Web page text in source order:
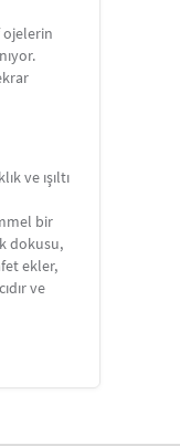
ojelerin
ve ışıltı
bir
dokusu,
ekler,
ve